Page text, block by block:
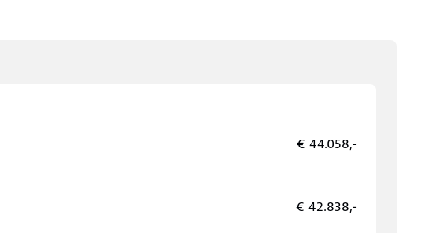
€ 44.058,-
€ 42.838,-